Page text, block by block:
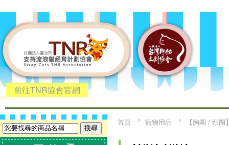
前往TNR協會官網
首頁 寵物用品 【胸圈 / 頸圈